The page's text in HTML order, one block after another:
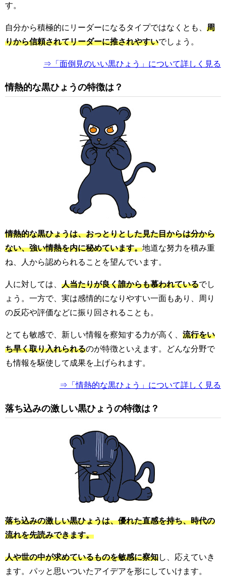
す。
自分から積極的にリーダーになるタイプではなくとも、 周
りから信頼されてリーダーに推されやすいでしょう。
⇒「面倒見のいい黒ひょう」について詳しく見る
情熱的な黒ひょうの特徴は？
情熱的な黒ひょうは、おっとりとした見た目からは分から
ない、強い情熱を内に秘めています。地道な努力を積み重
ね、人から認められることを望んでいます。
人に対しては、 人当たりが良く誰からも慕われているでし
ょう。一方で、実は感情的になりやすい一面もあり、周り
の反応や評価などに振り回されることも。
とても敏感で、新しい情報を察知する力が高く、 流行をい
ち早く取り入れられるのが特徴といえます。どんな分野で
も情報を駆使して成果を上げられます。
⇒「情熱的な黒ひょう」について詳しく見る
落ち込みの激しい黒ひょうの特徴は？
落ち込みの激しい黒ひょうは、優れた直感を持ち、時代の
流れを先読みできます。
人や世の中が求めているものを敏感に察知し、応えていき
ます。パッと思いついたアイデアを形にしていけます。